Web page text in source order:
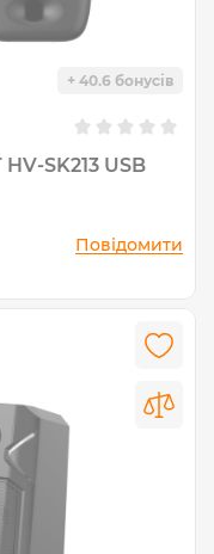
+ 40.6 бонусів
SK213 USB
Повідомити